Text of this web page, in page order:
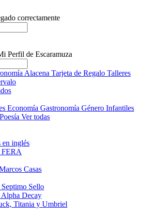
correctamente
Alacena Tarjeta de Regalo Talleres
Economía Gastronomía Género Infantiles
Poesía Ver todas
en inglés
FERA
Casas
Sello
Decay
Titania y Umbriel